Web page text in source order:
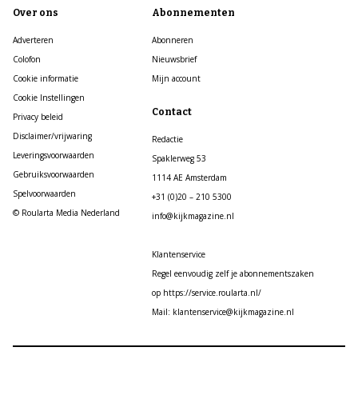
Over ons
Adverteren
Colofon
Cookie informatie
Cookie Instellingen
Privacy beleid
Disclaimer/vrijwaring
Leveringsvoorwaarden
Gebruiksvoorwaarden
Spelvoorwaarden
© Roularta Media Nederland
Abonnementen
Abonneren
Nieuwsbrief
Mijn account
Contact
Redactie
Spaklerweg 53
1114 AE Amsterdam
+31 (0)20 – 210 5300
info@kijkmagazine.nl
Klantenservice
Regel eenvoudig zelf je abonnementszaken
op https://service.roularta.nl/
Mail: klantenservice@kijkmagazine.nl